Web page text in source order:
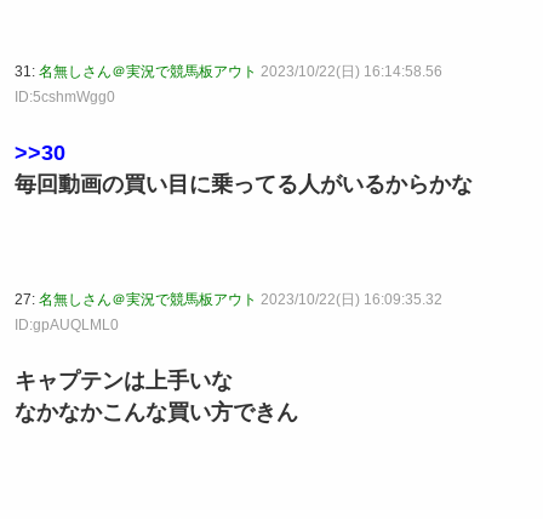
31: 名無しさん＠実況で競馬板アウト 2023/10/22(日) 16:14:58.56
ID:5cshmWgg0
>>30
毎回動画の買い目に乗ってる人がいるからかな
27: 名無しさん＠実況で競馬板アウト 2023/10/22(日) 16:09:35.32
ID:gpAUQLML0
キャプテンは上手いな
なかなかこんな買い方できん